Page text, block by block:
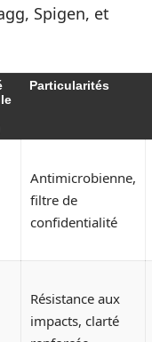
Spigen, et
Particularités
Antimicrobienne,
filtre de
confidentialité
Résistance aux
impacts, clarté